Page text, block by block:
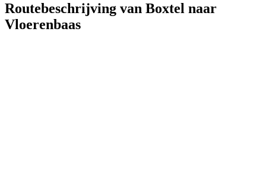
Routebeschrijving van Boxtel naar
Vloerenbaas